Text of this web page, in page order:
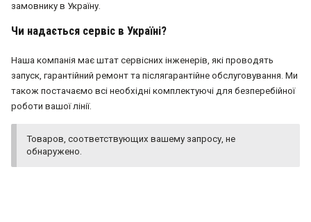
замовнику в Україну.
Чи надається сервіс в Україні?
Наша компанія має штат сервісних інженерів, які проводять
запуск, гарантійний ремонт та післягарантійне обслуговування. Ми
також постачаємо всі необхідні комплектуючі для безперебійної
роботи вашої лінії.
Товаров, соответствующих вашему запросу, не
обнаружено.